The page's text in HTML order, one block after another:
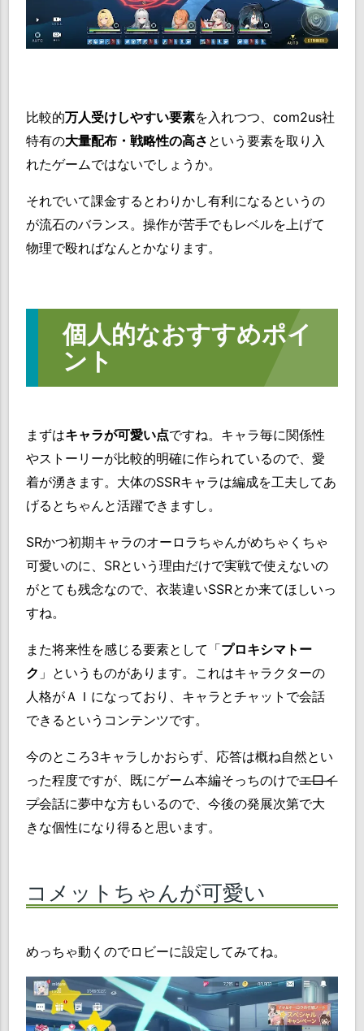
比較的万人受けしやすい要素を入れつつ、com2us社
特有の大量配布・戦略性の高さ という要素を取り入
れたゲームではないでしょうか。
それでいて課金するとわりかし有利になるというの
が流石のバランス。操作が苦手でもレベルを上げて
物理で殴ればなんとかなります。
個人的なおすすめポイ
ント
まずはキャラが可愛い点ですね。キャラ毎に関係性
やストーリーが比較的明確に作られているので、愛
着が湧きます。大体のSSRキャラは編成を工夫してあ
げるとちゃんと活躍できますし。
SRかつ初期キャラのオーロラちゃんがめちゃくちゃ
可愛いのに、SRという理由だけで実戦で使えないの
がとても残念なので、衣装違いSSRとか来てほしいっ
すね。
また将来性を感じる要素として「プロキシマトー
ク 」というものがあります。これはキャラクターの
人格がＡＩになっており、キャラとチャットで会話
できるというコンテンツです。
今のところ3キャラしかおらず、応答は概ね自然とい
った程度ですが、既にゲーム本編そっちのけでエ□イ
プ会話に夢中な方もいるので、今後の発展次第で大
きな個性になり得ると思います。
コメットちゃんが可愛い
めっちゃ動くのでロビーに設定してみてね。